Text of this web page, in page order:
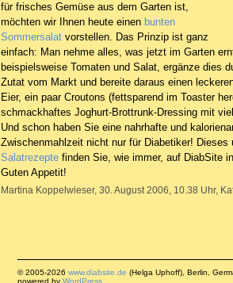
für frisches Gemüse aus dem Garten ist,
möchten wir Ihnen heute einen bunten
Sommersalat vorstellen. Das Prinzip ist ganz
einfach: Man nehme alles, was jetzt im Garten
beispielsweise Tomaten und Salat, ergänze dies
Zutat vom Markt und bereite daraus einen
Eier, ein paar Croutons (fettsparend im Toaster
schmackhaftes Joghurt-Brottrunk-Dressing mit
Und schon haben Sie eine nahrhafte und
Zwischenmahlzeit nicht nur für Diabetiker! Dieses
Salatrezepte finden Sie, wie immer, auf DiabSite
Guten Appetit!
Martina Koppelwieser, 30. August 2006, 10.38 Uhr,
© 2005-2026 www.diabsite.de (Helga Uphoff), Berlin,
powered by WordPress.